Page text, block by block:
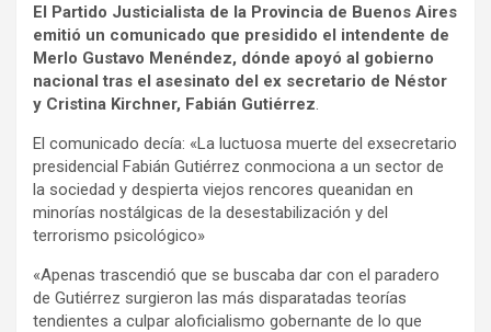
El Partido Justicialista de la Provincia de Buenos Aires
emitió un comunicado que presidido el intendente de
Merlo Gustavo Menéndez, dónde apoyó al gobierno
nacional tras el asesinato del ex secretario de Néstor
y Cristina Kirchner, Fabián Gutiérrez.
El comunicado decía: «La luctuosa muerte del exsecretario
presidencial Fabián Gutiérrez conmociona a un sector de
la sociedad y despierta viejos rencores queanidan en
minorías nostálgicas de la desestabilización y del
terrorismo psicológico»
«Apenas trascendió que se buscaba dar con el paradero
de Gutiérrez surgieron las más disparatadas teorías
tendientes a culpar aloficialismo gobernante de lo que